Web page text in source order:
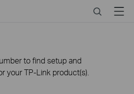
SearchMenu
to find setup and
your TP-Link product(s).